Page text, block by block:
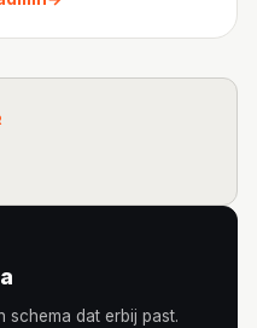
schema dat erbij past.